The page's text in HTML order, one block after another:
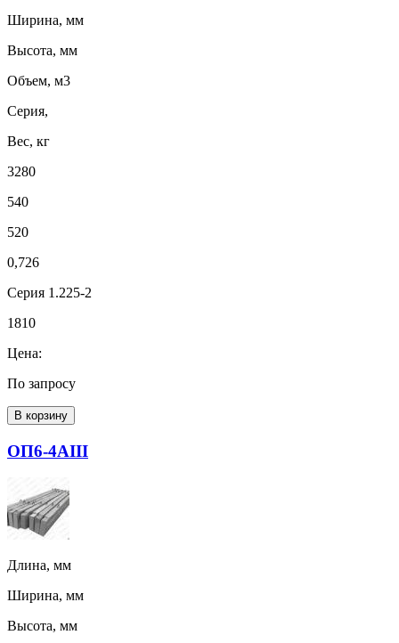
Ширина, мм
Высота, мм
Объем, м3
Серия,
Вес, кг
3280
540
520
0,726
Серия 1.225-2
1810
Цена:
По запросу
В корзину
ОП6-4АIII
Длина, мм
Ширина, мм
Высота, мм